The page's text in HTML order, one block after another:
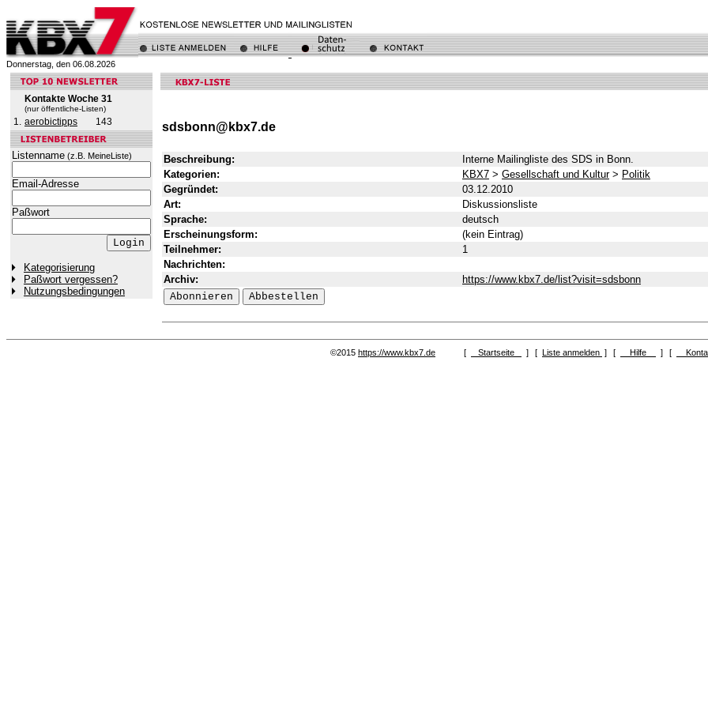
Donnerstag, den 06.08.2026
Kontakte Woche 31
(nur öffentliche-Listen)
1. aerobictipps 143
Listenname (z.B. MeineListe)
Email-Adresse
Paßwort
Kategorisierung
Paßwort vergessen?
Nutzungsbedingungen
sdsbonn@kbx7.de
Beschreibung:
Interne Mailingliste des SDS in Bonn.
Kategorien:
KBX7 > Gesellschaft und Kultur> Politik
Gegründet:
03.12.2010
Art:
Diskussionsliste
Sprache:
deutsch
Erscheinungsform:
(kein Eintrag)
Teilnehmer:
1
Nachrichten:
Archiv:
https://www.kbx7.de/list?visit=sdsbonn
©2015 https://www.kbx7.de [ Startseite ] [ Liste anmelden ] [ Hilfe ] [